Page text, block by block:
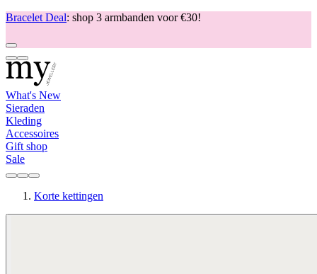
Bracelet Deal: shop 3 armbanden voor €30!
What's New
Sieraden
Kleding
Accessoires
Gift shop
Sale
Korte kettingen